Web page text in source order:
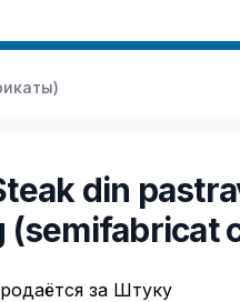
din
(semifabricat
за Штуку